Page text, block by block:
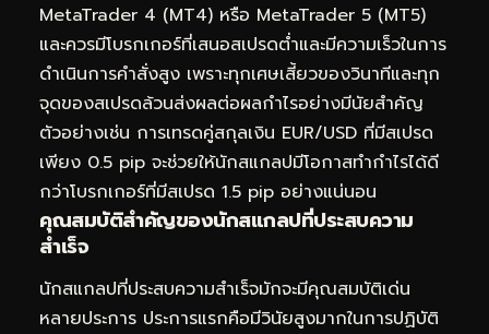
MetaTrader 4 (MT4) หรือ MetaTrader 5 (MT5)
และควรมีโบรกเกอร์ที่เสนอสเปรดต่ำและมีความเร็วในการ
ดำเนินการคำสั่งสูง เพราะทุกเศษเสี้ยวของวินาทีและทุก
จุดของสเปรดล้วนส่งผลต่อผลกำไรอย่างมีนัยสำคัญ
ตัวอย่างเช่น การเทรดคู่สกุลเงิน EUR/USD ที่มีสเปรด
เพียง 0.5 pip จะช่วยให้นักสแกลปมีโอกาสทำกำไรได้ดี
กว่าโบรกเกอร์ที่มีสเปรด 1.5 pip อย่างแน่นอน
คุณสมบัติสำคัญของนักสแกลปที่ประสบความ
สำเร็จ
นักสแกลปที่ประสบความสำเร็จมักจะมีคุณสมบัติเด่น
หลายประการ ประการแรกคือมีวินัยสูงมากในการปฏิบัติ